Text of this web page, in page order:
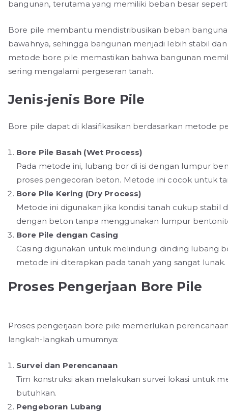
bangunan, terutama yang memiliki beban besar
Bore pile membantu mendistribusikan beban
bawahnya, sehingga bangunan menjadi lebih stabil
metode bore pile memastikan bahwa bangunan
sering mengalami pergeseran tanah.
Jenis-jenis Bore Pile
Bore pile dapat di klasifikasikan berdasarkan metode
Bore Pile Basah (Wet Process)
Pada metode ini, lubang bor di isi dengan lumpur
proses pengecoran beton. Metode ini cocok untuk
Bore Pile Kering (Dry Process)
Metode ini digunakan jika kondisi tanah cukup stabil
dengan beton tanpa menggunakan lumpur
Bore Pile dengan Casing
Casing digunakan untuk melindungi dinding lubang
metode ini diterapkan pada tanah yang sangat lunak.
Proses Pengerjaan Bore Pile
Proses pengerjaan bore pile memerlukan
langkah-langkah umumnya:
Survei dan Perencanaan
Tim konstruksi akan melakukan survei lokasi untuk
butuhkan.
Pengeboran Lubang